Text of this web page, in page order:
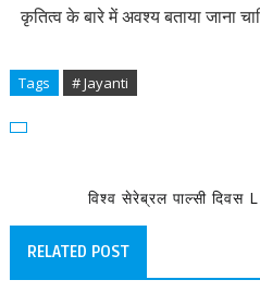
कृतित्व के बारे में अवश्य बताया जाना
Tags # Jayanti
विश्व सेरेब्रल पाल्सी
RELATED POST